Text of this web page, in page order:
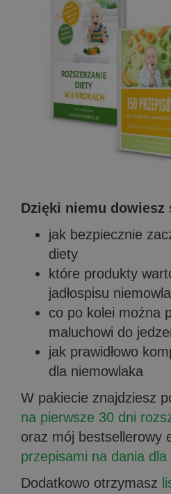
Dzięki niemu dowiesz
jak bezpiecznie
diety
które produkty
jadłospisu
co po kolei można
maluchowi do
jak prawidłowo
dla niemowlaka
W pakiecie znajdziesz
na pierwsze 30 dni
oraz mój bestsellerowy
przepisami na dania
Dodatkowo otrzymasz